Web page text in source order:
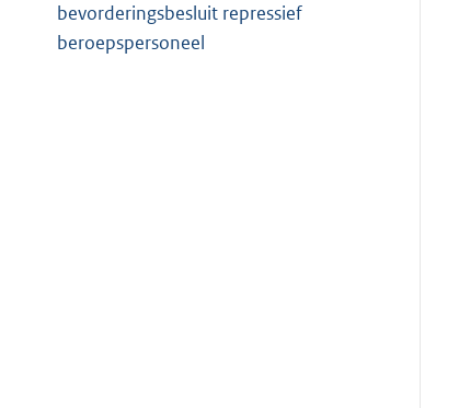
bevorderingsbesluit repressief
beroepspersoneel